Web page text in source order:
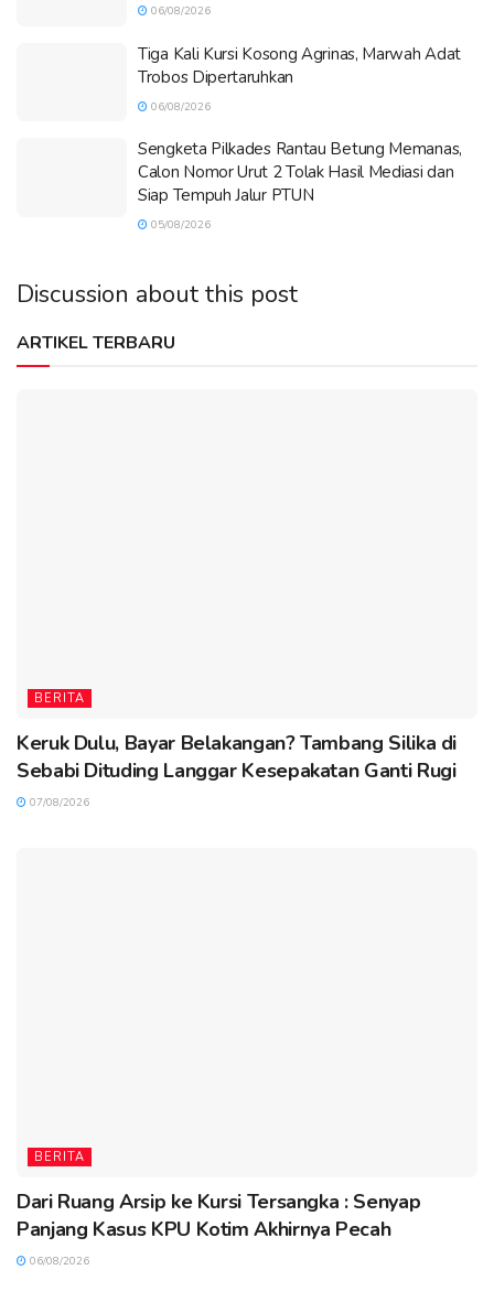
06/08/2026
Tiga Kali Kursi Kosong Agrinas, Marwah Adat
Trobos Dipertaruhkan
06/08/2026
Sengketa Pilkades Rantau Betung Memanas,
Calon Nomor Urut 2 Tolak Hasil Mediasi dan
Siap Tempuh Jalur PTUN
05/08/2026
Discussion about this post
ARTIKEL TERBARU
BERITA
Keruk Dulu, Bayar Belakangan? Tambang Silika di
Sebabi Dituding Langgar Kesepakatan Ganti Rugi
07/08/2026
BERITA
Dari Ruang Arsip ke Kursi Tersangka : Senyap
Panjang Kasus KPU Kotim Akhirnya Pecah
06/08/2026